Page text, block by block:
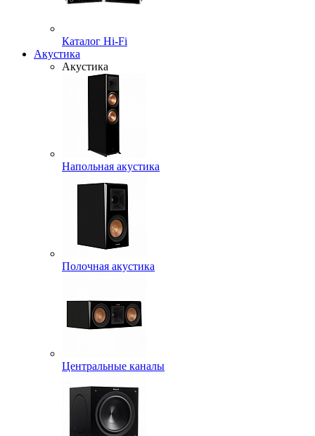
Каталог Hi-Fi
Акустика
Акустика
Напольная акустика
Полочная акустика
Центральные каналы